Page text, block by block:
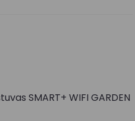
SMART+ WIFI GARDEN